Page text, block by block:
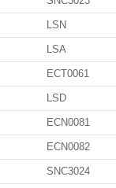
LSN
LSA
ECT0061
LSD
ECN0081
ECN0082
SNC3024